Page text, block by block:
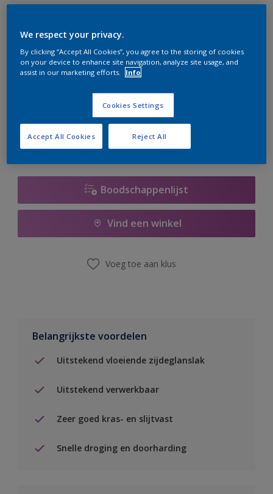
er hard aan om de voorraad aan te vullen.
Boodschappenlijst
Vind een winkel
Voeg toe aan klus
Belangrijkste voordelen
Uitstekend vloeiende zijdeglanslak
Uitstekend verwerkbaar
Zeer goed kras- en slijtvast
Snelle droging en doorharding
We respect your privacy.
By clicking “Accept All Cookies”, you agree to the storing of cookies
on your device to enhance site navigation, analyze site usage, and
assist in our marketing efforts.
Info
Cookies Settings
Reject All
Accept All Cookies